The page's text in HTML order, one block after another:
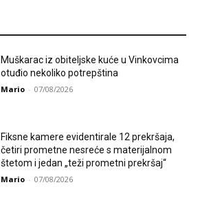
Muškarac iz obiteljske kuće u Vinkovcima
otuđio nekoliko potrepština
Mario - 07/08/2026
Fiksne kamere evidentirale 12 prekršaja,
četiri prometne nesreće s materijalnom
štetom i jedan „teži prometni prekršaj“
Mario - 07/08/2026